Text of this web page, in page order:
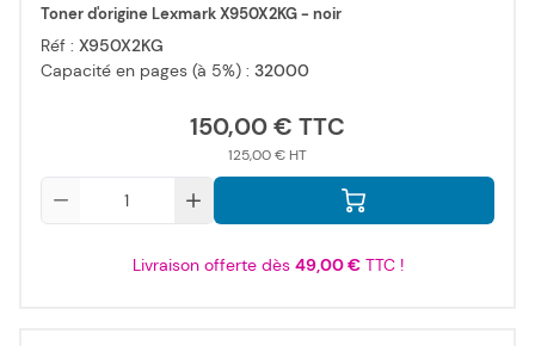
Toner d'origine Lexmark X950X2KG - noir
Réf : X950X2KG
Capacité en pages (à 5%) : 32000
150,00 €
125,00 €
Livraison offerte dès 49,00 €TTC !